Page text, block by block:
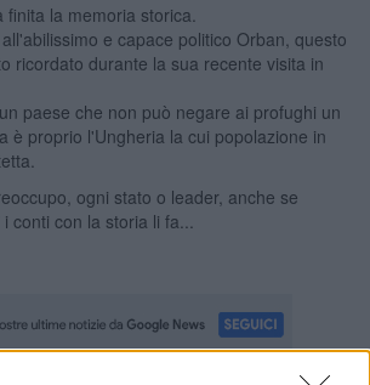
la memoria storica.
e capace politico Orban, questo
ricordato durante la sua recente visita in
paese che non può negare ai profughi un
è proprio l'Ungheria la cui popolazione in
ogni stato o leader, anche se
con la storia li fa...